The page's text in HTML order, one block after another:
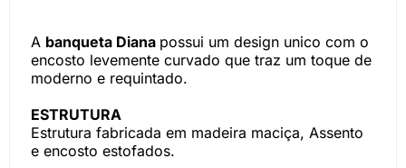
A banqueta Diana possui um design unico com o
encosto levemente curvado que traz um toque de
moderno e requintado.
ESTRUTURA
Estrutura fabricada em madeira maciça, Assento
e encosto estofados.